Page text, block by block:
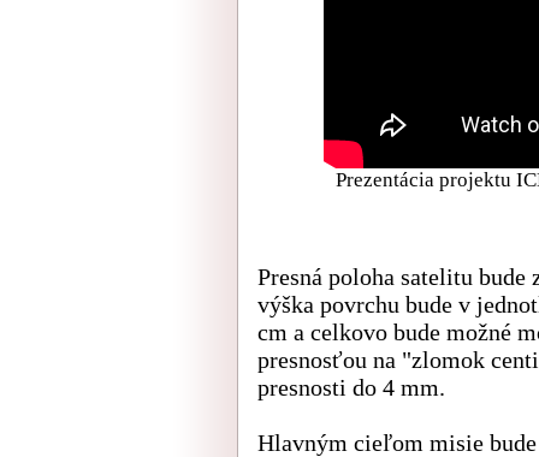
Prezentácia projektu
Presná poloha satelitu
výška povrchu bude v
cm a celkovo bude možné
presnosťou na "zlomok
presnosti do 4 mm.
Hlavným cieľom misie